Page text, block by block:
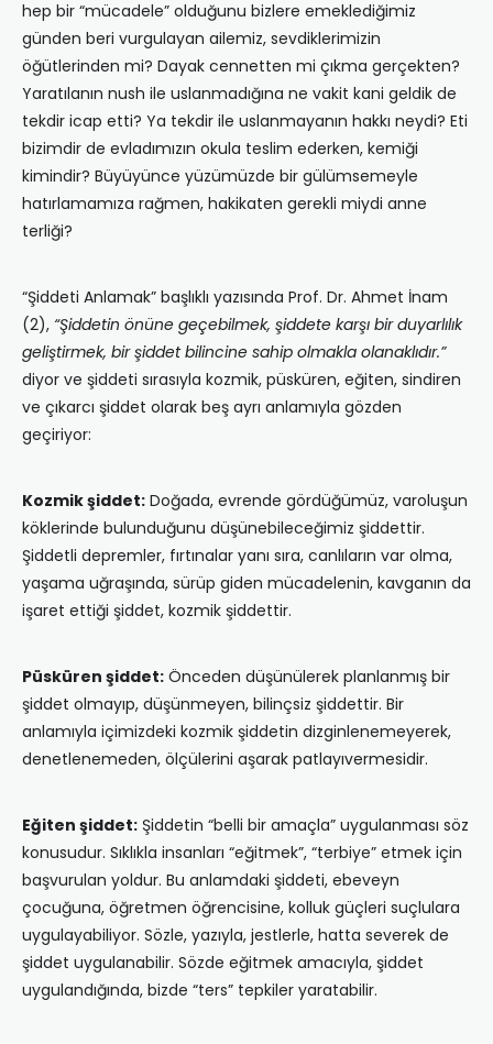
hep bir “mücadele” olduğunu bizlere emeklediğimiz
günden beri vurgulayan ailemiz, sevdiklerimizin
öğütlerinden mi? Dayak cennetten mi çıkma gerçekten?
Yaratılanın nush ile uslanmadığına ne vakit kani geldik de
tekdir icap etti? Ya tekdir ile uslanmayanın hakkı neydi? Eti
bizimdir de evladımızın okula teslim ederken, kemiği
kimindir? Büyüyünce yüzümüzde bir gülümsemeyle
hatırlamamıza rağmen, hakikaten gerekli miydi anne
terliği?
“Şiddeti Anlamak” başlıklı yazısında Prof. Dr. Ahmet İnam
(2), “Şiddetin önüne geçebilmek, şiddete karşı bir duyarlılık
geliştirmek, bir şiddet bilincine sahip olmakla olanaklıdır.”
diyor ve şiddeti sırasıyla kozmik, püsküren, eğiten, sindiren
ve çıkarcı şiddet olarak beş ayrı anlamıyla gözden
geçiriyor:
Kozmik şiddet: Doğada, evrende gördüğümüz, varoluşun
köklerinde bulunduğunu düşünebileceğimiz şiddettir.
Şiddetli depremler, fırtınalar yanı sıra, canlıların var olma,
yaşama uğraşında, sürüp giden mücadelenin, kavganın da
işaret ettiği şiddet, kozmik şiddettir.
Püsküren şiddet: Önceden düşünülerek planlanmış bir
şiddet olmayıp, düşünmeyen, bilinçsiz şiddettir. Bir
anlamıyla içimizdeki kozmik şiddetin dizginlenemeyerek,
denetlenemeden, ölçülerini aşarak patlayıvermesidir.
Eğiten şiddet: Şiddetin “belli bir amaçla” uygulanması söz
konusudur. Sıklıkla insanları “eğitmek”, “terbiye” etmek için
başvurulan yoldur. Bu anlamdaki şiddeti, ebeveyn
çocuğuna, öğretmen öğrencisine, kolluk güçleri suçlulara
uygulayabiliyor. Sözle, yazıyla, jestlerle, hatta severek de
şiddet uygulanabilir. Sözde eğitmek amacıyla, şiddet
uygulandığında, bizde “ters” tepkiler yaratabilir.